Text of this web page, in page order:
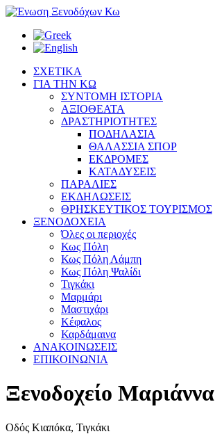
ΣΧΕΤΙΚΑ
ΓΙΑ ΤΗΝ ΚΩ
ΣΥΝΤΟΜΗ ΙΣΤΟΡΙΑ
ΑΞΙΟΘΕΑΤΑ
ΔΡΑΣΤΗΡΙΟΤΗΤΕΣ
ΠΟΔΗΛΑΣΙΑ
ΘΑΛΑΣΣΙΑ ΣΠΟΡ
ΕΚΔΡΟΜΕΣ
ΚΑΤΑΔΥΣΕΙΣ
ΠΑΡΑΛΙΕΣ
ΕΚΔΗΛΩΣΕΙΣ
ΘΡΗΣΚΕΥΤΙΚΟΣ ΤΟΥΡΙΣΜΟΣ
ΞΕΝΟΔΟΧΕΙΑ
Όλες οι περιοχές
Κως Πόλη
Κως Πόλη Λάμπη
Κως Πόλη Ψαλίδι
Τιγκάκι
Μαρμάρι
Μαστιχάρι
Κέφαλος
Καρδάμαινα
ΑΝΑΚΟΙΝΩΣΕΙΣ
ΕΠΙΚΟΙΝΩΝΙΑ
Ξενοδοχείο Μαριάννα
Οδός Κιαπόκα, Τιγκάκι